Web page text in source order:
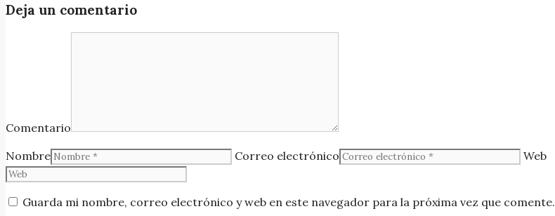
Deja un comentario
Comentario
Nombre
Correo electrónico Web
Guarda mi nombre, correo electrónico y web en este navegador para la próxima vez que comente.